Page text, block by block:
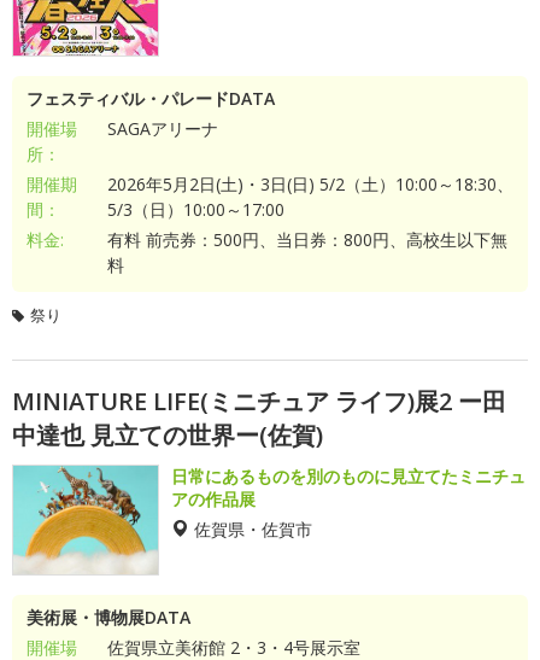
フェスティバル・パレードDATA
開催場
所：
SAGAアリーナ
開催期
間：
2026年5月2日(土)・3日(日) 5/2（土）10:00～18:30、
5/3（日）10:00～17:00
料金:
有料 前売券：500円、当日券：800円、高校生以下無
料
祭り
MINIATURE LIFE(ミニチュア ライフ)展2 ー田
中達也 見立ての世界ー(佐賀)
日常にあるものを別のものに見立てたミニチュ
アの作品展
佐賀県・佐賀市
美術展・博物展DATA
開催場
佐賀県立美術館 2・3・4号展示室